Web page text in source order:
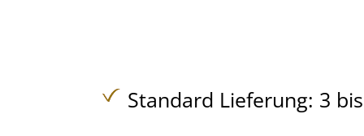
Standard Lieferung: 3